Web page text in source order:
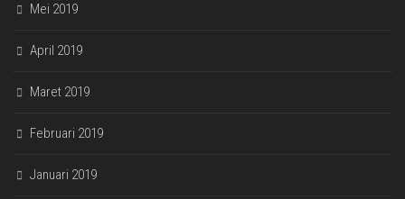
Mei 2019
April 2019
Maret 2019
Februari 2019
Januari 2019